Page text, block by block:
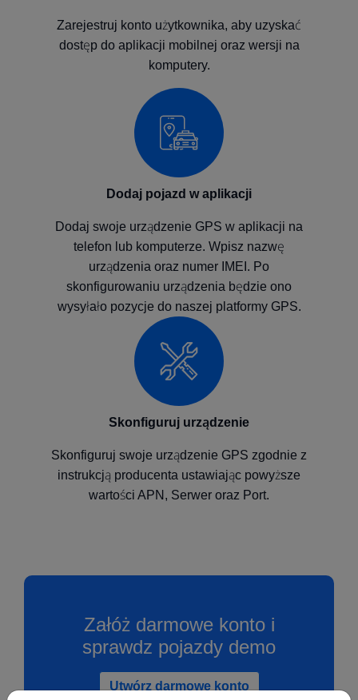
Zarejestruj konto użytkownika, aby uzyskać
dostęp do aplikacji mobilnej oraz wersji na
komputery.
Dodaj pojazd w aplikacji
Dodaj swoje urządzenie GPS w aplikacji na
telefon lub komputerze. Wpisz nazwę
urządzenia oraz numer IMEI. Po
skonfigurowaniu urządzenia będzie ono
wysyłało pozycje do naszej platformy GPS.
Skonfiguruj urządzenie
Skonfiguruj swoje urządzenie GPS zgodnie z
instrukcją producenta ustawiając powyższe
wartości APN, Serwer oraz Port.
Załóż darmowe konto i
sprawdz pojazdy demo
Utwórz darmowe konto